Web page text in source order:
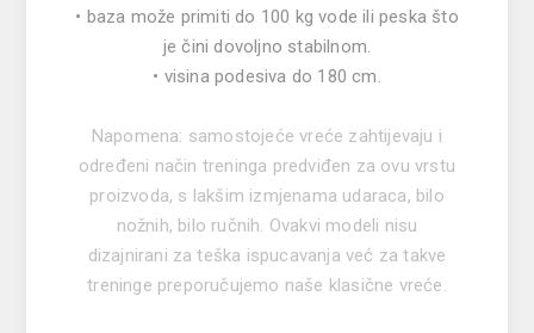
• baza može primiti do 100 kg vode ili peska što
je čini dovoljno stabilnom.
• visina podesiva do 180 cm.
Napomena: samostojeće vreće zahtijevaju i
određeni način treninga predviđen za ovu vrstu
proizvoda, s lakšim izmjenama udaraca, bilo
nožnih, bilo ručnih. Ovakvi modeli nisu
dizajnirani za teška ispucavanja već za takve
treninge preporučujemo naše klasične vreće.